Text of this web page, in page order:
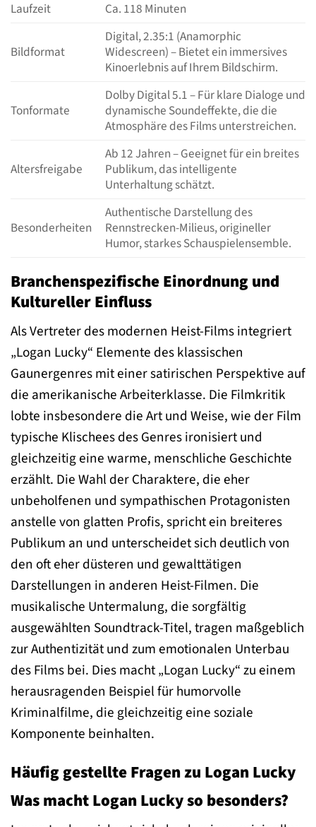
Laufzeit Ca. 118 Minuten
Bildformat
Digital, 2.35:1 (Anamorphic
Widescreen) – Bietet ein immersives
Kinoerlebnis auf Ihrem Bildschirm.
Tonformate
Dolby Digital 5.1 – Für klare Dialoge und
dynamische Soundeffekte, die die
Atmosphäre des Films unterstreichen.
Altersfreigabe
Ab 12 Jahren – Geeignet für ein breites
Publikum, das intelligente
Unterhaltung schätzt.
Besonderheiten
Authentische Darstellung des
Rennstrecken-Milieus, origineller
Humor, starkes Schauspielensemble.
Branchenspezifische Einordnung und
Kultureller Einfluss
Als Vertreter des modernen Heist-Films integriert
„Logan Lucky“ Elemente des klassischen
Gaunergenres mit einer satirischen Perspektive auf
die amerikanische Arbeiterklasse. Die Filmkritik
lobte insbesondere die Art und Weise, wie der Film
typische Klischees des Genres ironisiert und
gleichzeitig eine warme, menschliche Geschichte
erzählt. Die Wahl der Charaktere, die eher
unbeholfenen und sympathischen Protagonisten
anstelle von glatten Profis, spricht ein breiteres
Publikum an und unterscheidet sich deutlich von
den oft eher düsteren und gewalttätigen
Darstellungen in anderen Heist-Filmen. Die
musikalische Untermalung, die sorgfältig
ausgewählten Soundtrack-Titel, tragen maßgeblich
zur Authentizität und zum emotionalen Unterbau
des Films bei. Dies macht „Logan Lucky“ zu einem
herausragenden Beispiel für humorvolle
Kriminalfilme, die gleichzeitig eine soziale
Komponente beinhalten.
Häufig gestellte Fragen zu Logan Lucky
Was macht Logan Lucky so besonders?